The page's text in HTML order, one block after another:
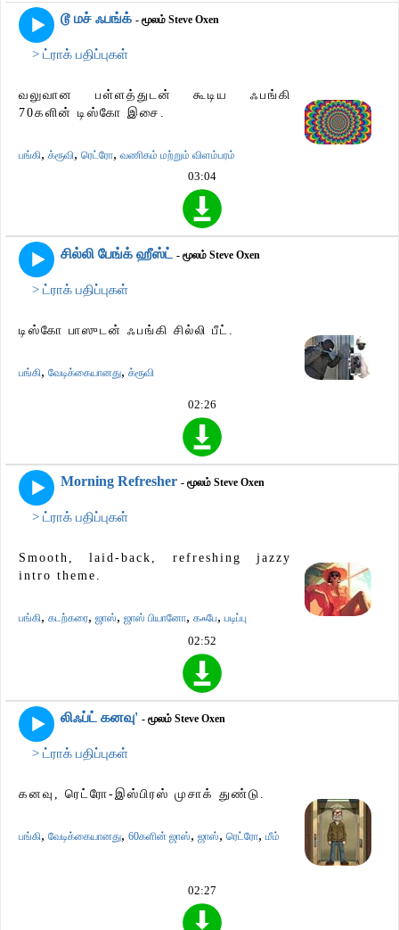
டூ மச் ஃபங்க் - மூலம் Steve Oxen
> ட்ராக் பதிப்புகள்
வலுவான பள்ளத்துடன் கூடிய ஃபங்கி
70களின் டிஸ்கோ இசை.
பங்கி, க்ரூவி, ரெட்ரோ, வணிகம் மற்றும் விளம்பரம்
03:04
சில்லி பேங்க் ஹீஸ்ட் - மூலம் Steve Oxen
> ட்ராக் பதிப்புகள்
டிஸ்கோ பாஸுடன் ஃபங்கி சில்லி பீட்.
பங்கி, வேடிக்கையானது, க்ரூவி
02:26
Morning Refresher - மூலம் Steve Oxen
> ட்ராக் பதிப்புகள்
Smooth, laid-back, refreshing jazzy
intro theme.
பங்கி, கடற்கரை, ஜாஸ், ஜாஸ் பியானோ, கஃபே, படிப்பு
02:52
லிஃப்ட் கனவு' - மூலம் Steve Oxen
> ட்ராக் பதிப்புகள்
கனவு, ரெட்ரோ-இஸ்பிரஸ் முசாக் துண்டு.
பங்கி, வேடிக்கையானது, 60களின் ஜாஸ், ஜாஸ், ரெட்ரோ, மீம்
02:27